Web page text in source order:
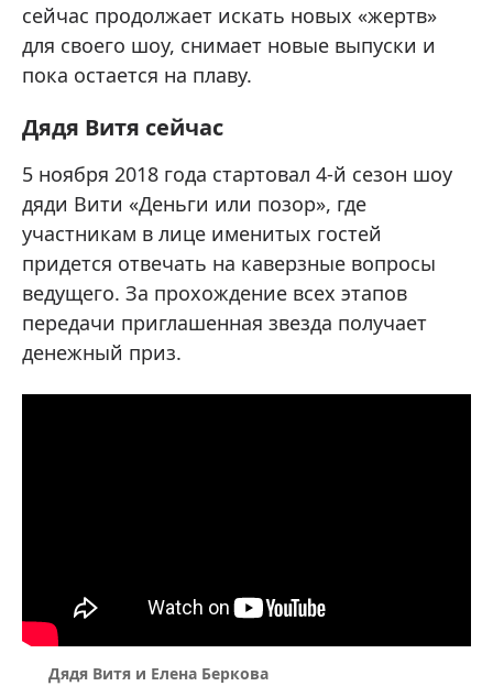
сейчас продолжает искать новых «жертв»
для своего шоу, снимает новые выпуски и
пока остается на плаву.
Дядя Витя сейчас
5 ноября 2018 года стартовал 4-й сезон шоу
дяди Вити «Деньги или позор», где
участникам в лице именитых гостей
придется отвечать на каверзные вопросы
ведущего. За прохождение всех этапов
передачи приглашенная звезда получает
денежный приз.
Дядя Витя и Елена Беркова